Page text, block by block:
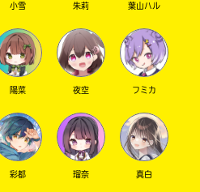
小雪 朱莉 葉山ハル
陽菜 夜空 フミカ
彩都 瑠奈 真白